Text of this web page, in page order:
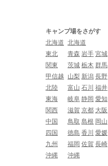
キャンプ場をさがす
北海道 北海道
東北
青森 岩手 宮城
関東
茨城 栃木 群馬
甲信越
山梨 新潟 長野
北陸
富山 石川 福井
東海
岐阜 静岡 愛知
関西
滋賀 京都 大阪
中国
鳥取 島根 岡山
四国
徳島 香川 愛媛
九州
福岡 佐賀 長崎
沖縄
沖縄